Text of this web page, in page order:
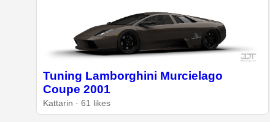
Tuning Lamborghini Murcielago
Coupe 2001
Kattarin · 61 likes